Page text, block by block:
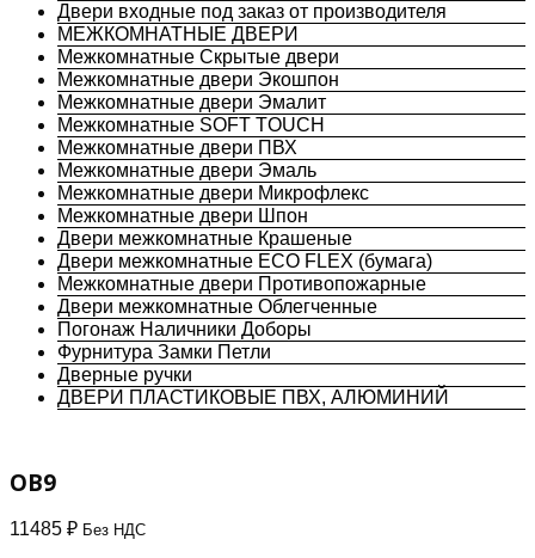
Двери входные под заказ от производителя
МЕЖКОМНАТНЫЕ ДВЕРИ
Межкомнатные Скрытые двери
Межкомнатные двери Экошпон
Межкомнатные двери Эмалит
Межкомнатные SOFT TOUCH
Межкомнатные двери ПВХ
Межкомнатные двери Эмаль
Межкомнатные двери Микрофлекс
Межкомнатные двери Шпон
Двери межкомнатные Крашеные
Двери межкомнатные ECO FLEX (бумага)
Межкомнатные двери Противопожарные
Двери межкомнатные Облегченные
Погонаж Наличники Доборы
Фурнитура Замки Петли
Дверные ручки
ДВЕРИ ПЛАСТИКОВЫЕ ПВХ, АЛЮМИНИЙ
OB9
11485 ₽ Без НДС